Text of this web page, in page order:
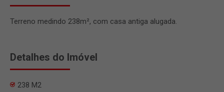
Terreno medindo 238m², com casa antiga alugada.
Detalhes do Imóvel
238 M2